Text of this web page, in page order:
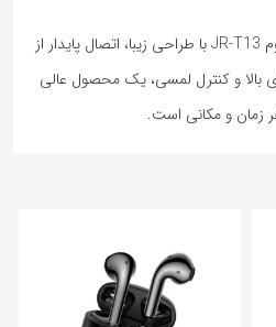
در نتیجه، هدفون بی‌سیم جویروم JR-T13 با طراحی زیبا، اتصال پایدار از
کیفیت صدای بالا و کنترل لمسی، یک محصول عالی
زمان و مکانی است.